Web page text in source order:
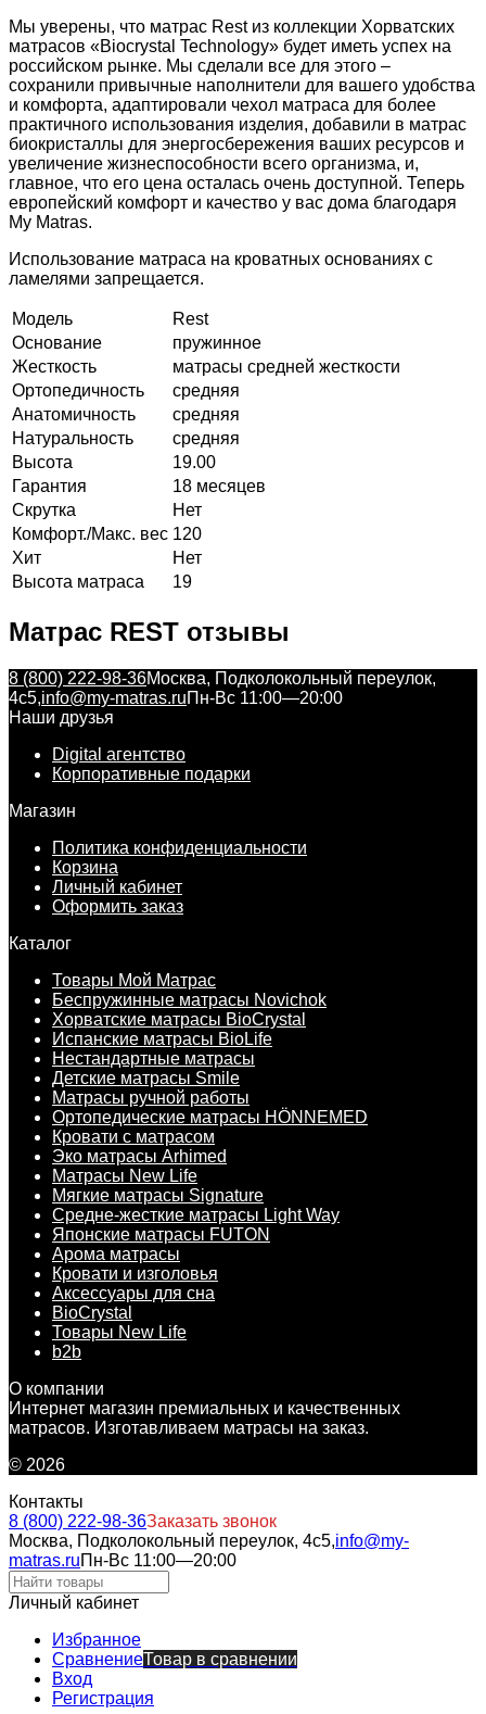
Мы уверены, что матрас Rest из коллекции Хорватских
матрасов «Biocrystal Technology» будет иметь успех на
российском рынке. Мы сделали все для этого –
сохранили привычные наполнители для вашего удобства
и комфорта, адаптировали чехол матраса для более
практичного использования изделия, добавили в матрас
биокристаллы для энергосбережения ваших ресурсов и
увеличение жизнеспособности всего организма, и,
главное, что его цена осталась очень доступной. Теперь
европейский комфорт и качество у вас дома благодаря
My Matras.
Использование матраса на кроватных основаниях с
ламелями запрещается.
Модель
Rest
Основание
пружинное
Жесткость
матрасы средней жесткости
Ортопедичность
средняя
Анатомичность
средняя
Натуральность
средняя
Высота
19.00
Гарантия
18 месяцев
Скрутка
Нет
Комфорт./Макс. вес 120
Хит
Нет
Высота матраса
19
Матрас REST отзывы
8 (800) 222-98-36Москва, Подколокольный переулок,
4с5,info@my-matras.ruПн-Вс 11:00—20:00
Наши друзья
Digital агентство
Корпоративные подарки
Магазин
Политика конфиденциальности
Корзина
Личный кабинет
Оформить заказ
Каталог
Товары Мой Матрас
Беспружинные матрасы Novichok
Хорватские матрасы BioCrystal
Испанские матрасы BioLife
Нестандартные матрасы
Детские матрасы Smile
Матрасы ручной работы
Ортопедические матрасы HÖNNEMED
Кровати с матрасом
Эко матрасы Arhimed
Матрасы New Life
Мягкие матрасы Signature
Средне-жесткие матрасы Light Way
Японские матрасы FUTON
Арома матрасы
Кровати и изголовья
Аксессуары для сна
BioCrystal
Товары New Life
b2b
О компании
Интернет магазин премиальных и качественных
матрасов. Изготавливаем матрасы на заказ.
© 2026
Контакты
8 (800) 222-98-36Заказать звонок
Москва, Подколокольный переулок, 4с5,info@my-
matras.ruПн-Вс 11:00—20:00
Личный кабинет
Избранное
СравнениеТовар в сравнении
Вход
Регистрация